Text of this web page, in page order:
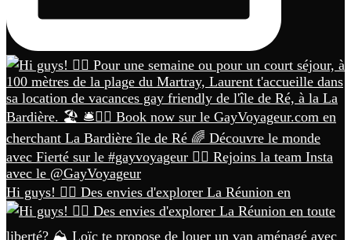
Hi guys! 🏳️‍🌈 Des envies d'explorer La Réunion en